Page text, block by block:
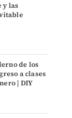
y las
de los
a clases
| DIY